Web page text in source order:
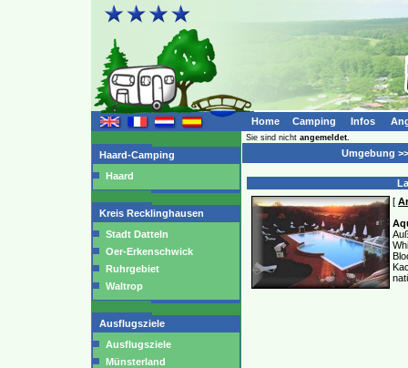
Home Camping Infos
Haard-Camping
Haard
Kreis Recklinghausen
Stadt Datteln
Oer-Erkenschwick
Ruhrgebiet
Waltrop
Ausflugsziele
Ausflugsziele
Münsterland
Sie sind nicht angemeldet.
Umgebung
[